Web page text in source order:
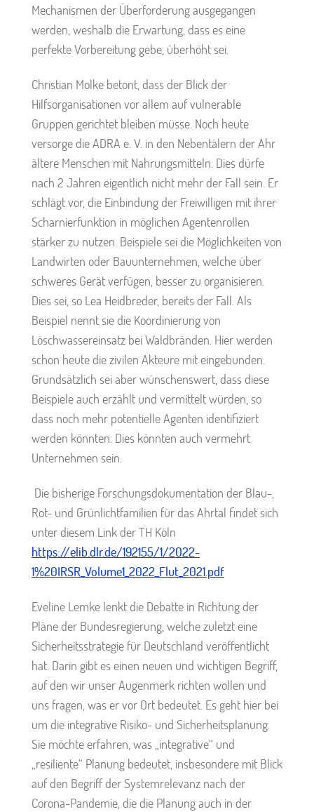
Mechanismen der Überforderung ausgegangen
werden, weshalb die Erwartung, dass es eine
perfekte Vorbereitung gebe, überhöht sei.
Christian Molke betont, dass der Blick der
Hilfsorganisationen vor allem auf vulnerable
Gruppen gerichtet bleiben müsse. Noch heute
versorge die ADRA e. V. in den Nebentälern der Ahr
ältere Menschen mit Nahrungsmitteln. Dies dürfe
nach 2 Jahren eigentlich nicht mehr der Fall sein. Er
schlägt vor, die Einbindung der Freiwilligen mit ihrer
Scharnierfunktion in möglichen Agentenrollen
stärker zu nutzen. Beispiele sei die Möglichkeiten von
Landwirten oder Bauunternehmen, welche über
schweres Gerät verfügen, besser zu organisieren.
Dies sei, so Lea Heidbreder, bereits der Fall. Als
Beispiel nennt sie die Koordinierung von
Löschwassereinsatz bei Waldbränden. Hier werden
schon heute die zivilen Akteure mit eingebunden.
Grundsätzlich sei aber wünschenswert, dass diese
Beispiele auch erzählt und vermittelt würden, so
dass noch mehr potentielle Agenten identifiziert
werden könnten. Dies könnten auch vermehrt
Unternehmen sein.
Die bisherige Forschungsdokumentation der Blau-,
Rot- und Grünlichtfamilien für das Ahrtal findet sich
unter diesem Link der TH Köln
https://elib.dlr.de/192155/1/2022-
1%20IRSR_Volume1_2022_Flut_2021.pdf
Eveline Lemke lenkt die Debatte in Richtung der
Pläne der Bundesregierung, welche zuletzt eine
Sicherheitsstrategie für Deutschland veröffentlicht
hat. Darin gibt es einen neuen und wichtigen Begriff,
auf den wir unser Augenmerk richten wollen und
uns fragen, was er vor Ort bedeutet. Es geht hier bei
um die integrative Risiko- und Sicherheitsplanung.
Sie möchte erfahren, was „integrative“ und
„resiliente“ Planung bedeutet, insbesondere mit Blick
auf den Begriff der Systemrelevanz nach der
Corona-Pandemie, die die Planung auch in der